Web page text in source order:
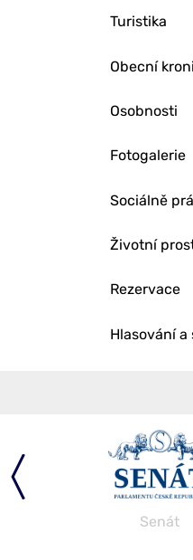
Turistika
Obecní
Osobnosti
Fotogalerie
Sociálně
Životní
Rezervace
Hlasování a
Senát